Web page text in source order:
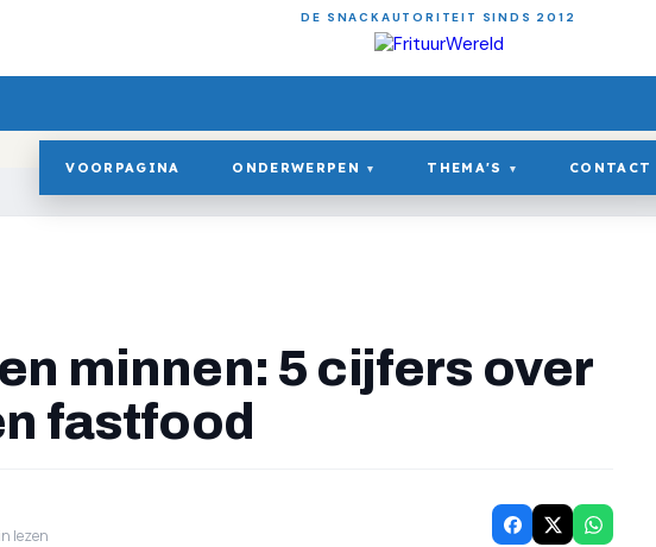
DE SNACKAUTORITEIT SINDS 2012
VOORPAGINA ONDERWERPEN ▾ THEMA'S ▾ CONTACT
minnen: 5 cijfers over
fastfood
lezen